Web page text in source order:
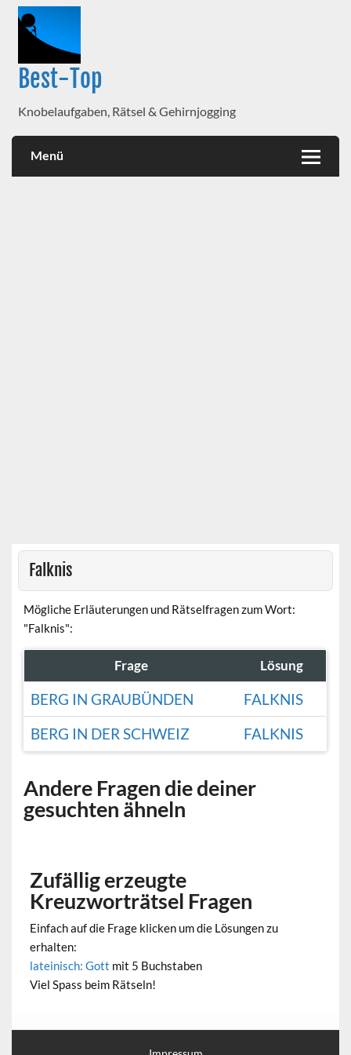
Best-Top
Knobelaufgaben, Rätsel & Gehirnjogging
Menü
Falknis
Mögliche Erläuterungen und Rätselfragen zum Wort:
"Falknis":
Frage Lösung
BERG IN GRAUBÜNDEN
FALKNIS
BERG IN DER SCHWEIZ
FALKNIS
Andere Fragen die deiner
gesuchten ähneln
Zufällig erzeugte
Kreuzworträtsel Fragen
Einfach auf die Frage klicken um die Lösungen zu
erhalten:
lateinisch: Gott mit 5 Buchstaben
Viel Spass beim Rätseln!